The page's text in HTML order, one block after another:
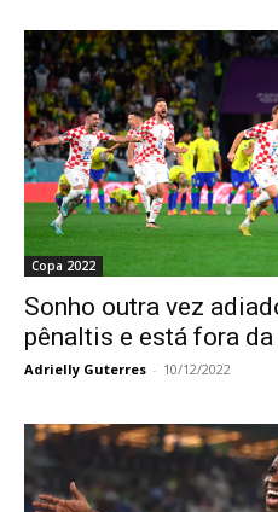
Copa 2022
Sonho outra vez
pênaltis e está fora da
Adrielly Guterres - 10/12/2022